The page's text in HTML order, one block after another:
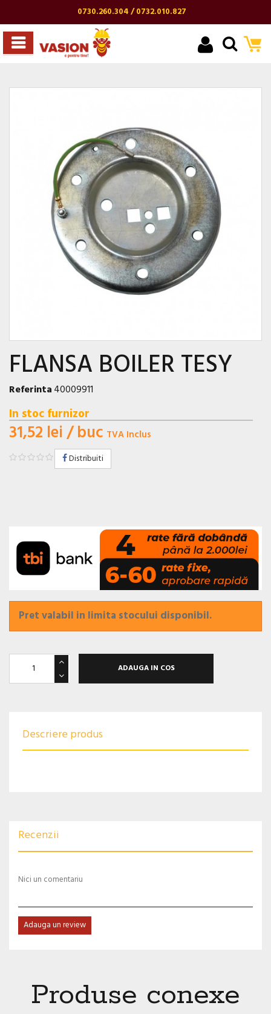
0730.260.304 / 0732.010.827
FLANSA BOILER TESY
Referinta40009911
In stoc furnizor
31,52 lei/ buc TVA Inclus
Distribuiti
Pret valabil in limita stocului disponibil.
ADAUGA IN COS
Descriere produs
Recenzii
Nici un comentariu
Adauga un review
Produse conexe